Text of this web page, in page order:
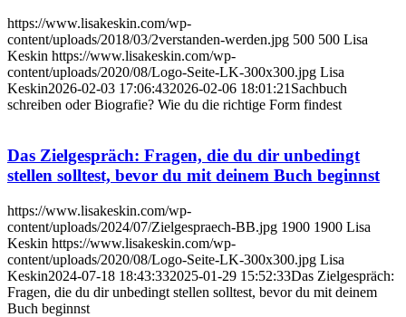
https://www.lisakeskin.com/wp-
content/uploads/2018/03/2verstanden-werden.jpg 500 500 Lisa
Keskin https://www.lisakeskin.com/wp-
content/uploads/2020/08/Logo-Seite-LK-300x300.jpg Lisa
Keskin2026-02-03 17:06:432026-02-06 18:01:21 Sachbuch
schreiben oder Biografie? Wie du die richtige Form findest
Das Zielgespräch: Fragen, die du dir unbedingt
stellen solltest, bevor du mit deinem Buch beginnst
https://www.lisakeskin.com/wp-
content/uploads/2024/07/Zielgespraech-BB.jpg 1900 1900 Lisa
Keskin https://www.lisakeskin.com/wp-
content/uploads/2020/08/Logo-Seite-LK-300x300.jpg Lisa
Keskin2024-07-18 18:43:332025-01-29 15:52:33Das Zielgespräch:
Fragen, die du dir unbedingt stellen solltest, bevor du mit deinem
Buch beginnst